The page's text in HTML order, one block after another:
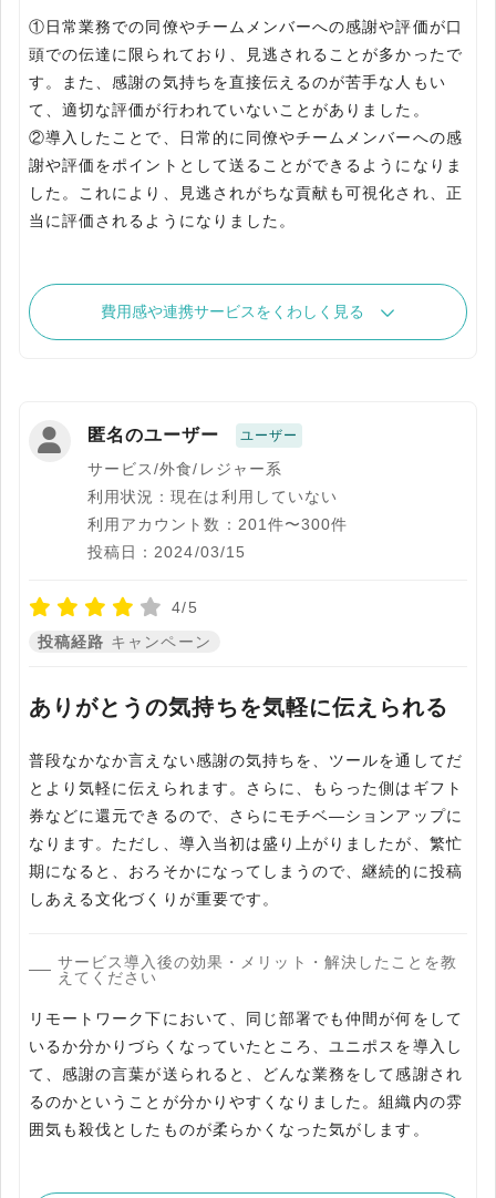
①日常業務での同僚やチームメンバーへの感謝や評価が口
頭での伝達に限られており、見逃されることが多かったで
す。また、感謝の気持ちを直接伝えるのが苦手な人もい
て、適切な評価が行われていないことがありました。
②導入したことで、日常的に同僚やチームメンバーへの感
謝や評価をポイントとして送ることができるようになりま
した。これにより、見逃されがちな貢献も可視化され、正
当に評価されるようになりました。
費用感や連携サービスをくわしく見る
匿名のユーザー ユーザー
サービス/外食/レジャー系
利用状況：現在は利用していない
利用アカウント数：201件〜300件
投稿日：2024/03/15
4/5
投稿経路 キャンペーン
ありがとうの気持ちを気軽に伝えられる
普段なかなか言えない感謝の気持ちを、ツールを通してだ
とより気軽に伝えられます。さらに、もらった側はギフト
券などに還元できるので、さらにモチベ―ションアップに
なります。ただし、導入当初は盛り上がりましたが、繁忙
期になると、おろそかになってしまうので、継続的に投稿
しあえる文化づくりが重要です。
サービス導入後の効果・メリット・解決したことを教
えてください
リモートワーク下において、同じ部署でも仲間が何をして
いるか分かりづらくなっていたところ、ユニポスを導入し
て、感謝の言葉が送られると、どんな業務をして感謝され
るのかということが分かりやすくなりました。組織内の雰
囲気も殺伐としたものが柔らかくなった気がします。